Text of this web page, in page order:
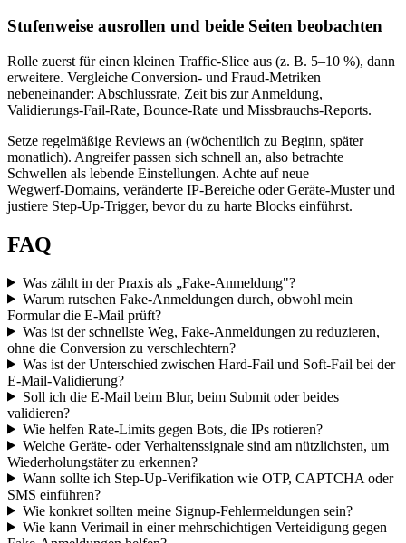
Stufenweise ausrollen und beide Seiten beobachten
Rolle zuerst für einen kleinen Traffic‑Slice aus (z. B. 5–10 %), dann
erweitere. Vergleiche Conversion‑ und Fraud‑Metriken
nebeneinander: Abschlussrate, Zeit bis zur Anmeldung,
Validierungs‑Fail‑Rate, Bounce‑Rate und Missbrauchs‑Reports.
Setze regelmäßige Reviews an (wöchentlich zu Beginn, später
monatlich). Angreifer passen sich schnell an, also betrachte
Schwellen als lebende Einstellungen. Achte auf neue
Wegwerf‑Domains, veränderte IP‑Bereiche oder Geräte‑Muster und
justiere Step‑Up‑Trigger, bevor du zu harte Blocks einführst.
FAQ
Was zählt in der Praxis als „Fake‑Anmeldung"?
Warum rutschen Fake‑Anmeldungen durch, obwohl mein
Formular die E‑Mail prüft?
Was ist der schnellste Weg, Fake‑Anmeldungen zu reduzieren,
ohne die Conversion zu verschlechtern?
Was ist der Unterschied zwischen Hard‑Fail und Soft‑Fail bei der
E‑Mail‑Validierung?
Soll ich die E‑Mail beim Blur, beim Submit oder beides
validieren?
Wie helfen Rate‑Limits gegen Bots, die IPs rotieren?
Welche Geräte‑ oder Verhaltenssignale sind am nützlichsten, um
Wiederholungstäter zu erkennen?
Wann sollte ich Step‑Up‑Verifikation wie OTP, CAPTCHA oder
SMS einführen?
Wie konkret sollten meine Signup‑Fehlermeldungen sein?
Wie kann Verimail in einer mehrschichtigen Verteidigung gegen